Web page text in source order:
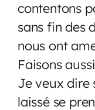
contentons
sans fin des
nous ont
Faisons
Je veux dire
laissé se